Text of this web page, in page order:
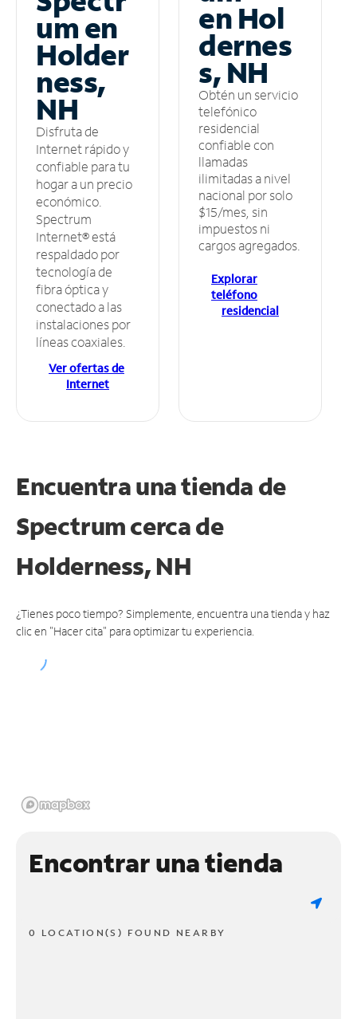
um en
Holder
ness,
NH
Disfruta de
Internet rápido y
confiable para tu
hogar a un precio
económico.
Spectrum
Internet® está
respaldado por
tecnología de
fibra óptica y
conectado a las
instalaciones por
líneas coaxiales.
Ver ofertas de
Internet
en Hol
dernes
s, NH
Obtén un servicio
telefónico
residencial
confiable con
llamadas
ilimitadas a nivel
nacional por solo
$15/mes, sin
impuestos ni
cargos agregados.
Explorar
teléfono
residencial
Encuentra una tienda de
Spectrumcerca de
Holderness, NH
¿Tienes poco tiempo? Simplemente, encuentra una tienda y haz
clic en "Hacer cita" para optimizar tu experiencia.
Encontrar una tienda
0 LOCATION(S) FOUND NEARBY